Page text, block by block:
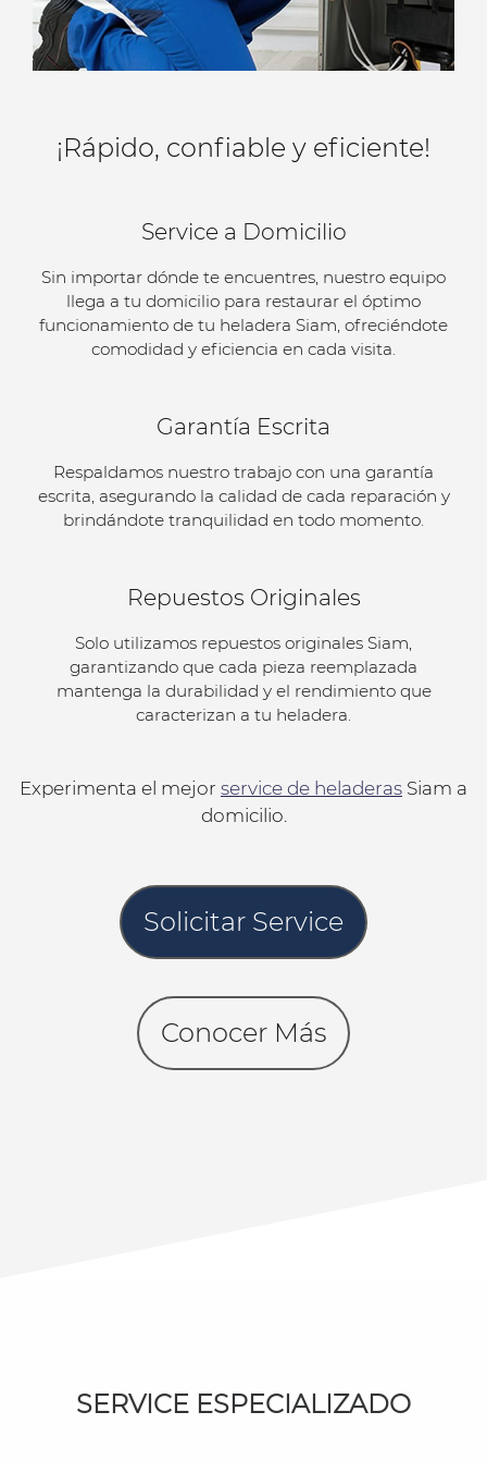
¡Rápido, confiable y eficiente!
Service a Domicilio
Sin importar dónde te encuentres, nuestro equipo
llega a tu domicilio para restaurar el óptimo
funcionamiento de tu heladera Siam, ofreciéndote
comodidad y eficiencia en cada visita.
Garantía Escrita
Respaldamos nuestro trabajo con una garantía
escrita, asegurando la calidad de cada reparación y
brindándote tranquilidad en todo momento.
Repuestos Originales
Solo utilizamos repuestos originales Siam,
garantizando que cada pieza reemplazada
mantenga la durabilidad y el rendimiento que
caracterizan a tu heladera.
Experimenta el mejor service de heladeras Siam a
domicilio.
Solicitar Service
Conocer Más
SERVICE ESPECIALIZADO